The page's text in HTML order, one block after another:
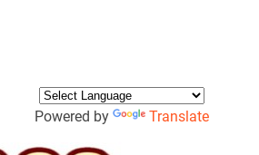
Powered by Translate